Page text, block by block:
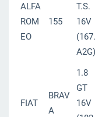
ALFA
ROM
EO
155
T.S.
16V
(167.
A2G)
FIAT
BRAV
A
1.8
GT
16V